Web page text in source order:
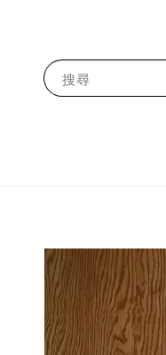
搜尋